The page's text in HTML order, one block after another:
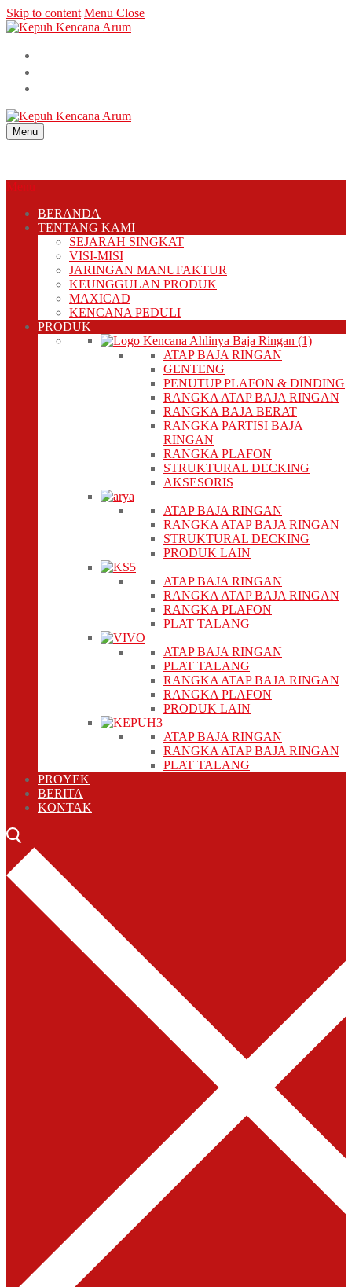
Skip to content Menu Close
Menu
Menu
BERANDA
TENTANG KAMI
SEJARAH SINGKAT
VISI-MISI
JARINGAN MANUFAKTUR
KEUNGGULAN PRODUK
MAXICAD
KENCANA PEDULI
PRODUK
ATAP BAJA RINGAN
GENTENG
PENUTUP PLAFON & DINDING
RANGKA ATAP BAJA RINGAN
RANGKA BAJA BERAT
RANGKA PARTISI BAJA
RINGAN
RANGKA PLAFON
STRUKTURAL DECKING
AKSESORIS
ATAP BAJA RINGAN
RANGKA ATAP BAJA RINGAN
STRUKTURAL DECKING
PRODUK LAIN
ATAP BAJA RINGAN
RANGKA ATAP BAJA RINGAN
RANGKA PLAFON
PLAT TALANG
ATAP BAJA RINGAN
PLAT TALANG
RANGKA ATAP BAJA RINGAN
RANGKA PLAFON
PRODUK LAIN
ATAP BAJA RINGAN
RANGKA ATAP BAJA RINGAN
PLAT TALANG
PROYEK
BERITA
KONTAK